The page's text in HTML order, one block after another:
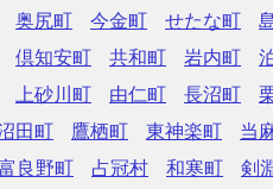
奥尻町 今金町 せたな町
倶知安町 共和町 岩内町
上砂川町 由仁町 長沼町
田町 鷹栖町 東神楽町
当
良野町 占冠村 和寒町
剣